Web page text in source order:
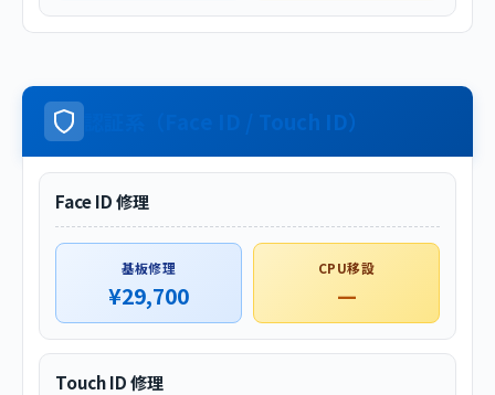
認証系（Face ID / Touch ID）
Face ID 修理
基板修理
¥29,700
CPU移設
—
Touch ID 修理